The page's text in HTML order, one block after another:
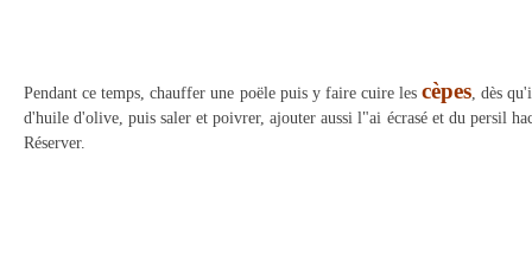
Pendant ce temps, chauffer une poële puis y faire cuire lescèpes, dès
d'huile d'olive, puis saler et poivrer, ajouter aussi l"ai écrasé et du persil
Réserver.